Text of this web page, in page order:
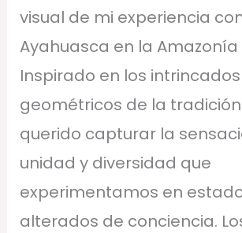
visual de mi experiencia
Ayahuasca en la
Inspirado en los
geométricos de la tradición
querido capturar la
unidad y diversidad que
experimentamos en
alterados de conciencia.